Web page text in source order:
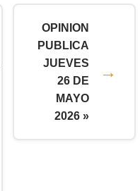
OPINION
PUBLICA
JUEVES
26 DE
MAYO
2026 »